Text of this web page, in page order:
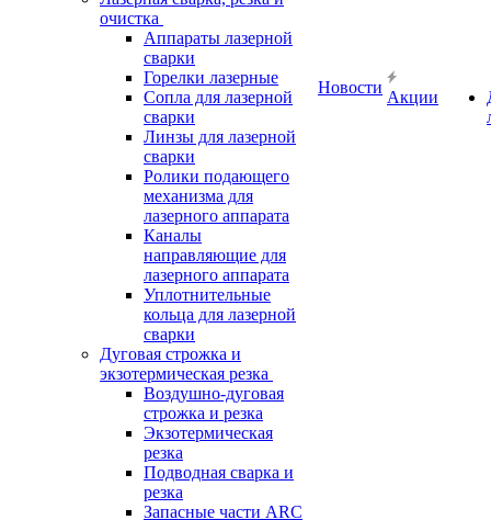
очистка
Аппараты лазерной
сварки
Горелки лазерные
Сопла для лазерной
сварки
Линзы для лазерной
сварки
Ролики подающего
механизма для
лазерного аппарата
Каналы
направляющие для
лазерного аппарата
Уплотнительные
кольца для лазерной
сварки
Дуговая строжка и
экзотермическая резка
Воздушно-дуговая
строжка и резка
Экзотермическая
резка
Подводная сварка и
резка
Запасные части ARC
Новости
Акции